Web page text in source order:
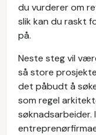
du vurderer om
slik kan du raskt
på.
Neste steg vil
så store
det påbudt å
som regel
søknadsarbeider.